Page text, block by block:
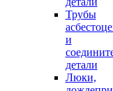
Трубы
и
детали
Люки,